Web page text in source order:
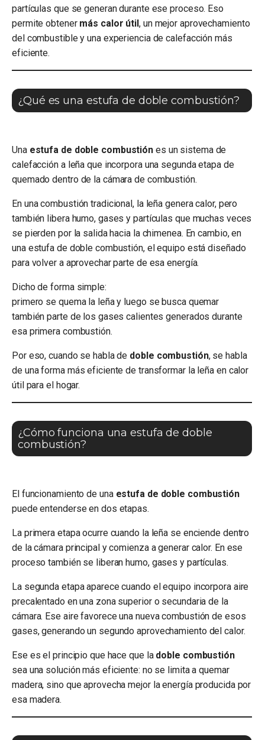
partículas que se generan durante ese proceso. Eso
permite obtener más calor útil, un mejor aprovechamiento
del combustible y una experiencia de calefacción más
eficiente.
¿Qué es una estufa de doble combustión?
Una estufa de doble combustión es un sistema de
calefacción a leña que incorpora una segunda etapa de
quemado dentro de la cámara de combustión.
En una combustión tradicional, la leña genera calor, pero
también libera humo, gases y partículas que muchas veces
se pierden por la salida hacia la chimenea. En cambio, en
una estufa de doble combustión, el equipo está diseñado
para volver a aprovechar parte de esa energía.
Dicho de forma simple:
primero se quema la leña y luego se busca quemar
también parte de los gases calientes generados durante
esa primera combustión.
Por eso, cuando se habla de doble combustión, se habla
de una forma más eficiente de transformar la leña en calor
útil para el hogar.
¿Cómo funciona una estufa de doble
combustión?
El funcionamiento de una estufa de doble combustión
puede entenderse en dos etapas.
La primera etapa ocurre cuando la leña se enciende dentro
de la cámara principal y comienza a generar calor. En ese
proceso también se liberan humo, gases y partículas.
La segunda etapa aparece cuando el equipo incorpora aire
precalentado en una zona superior o secundaria de la
cámara. Ese aire favorece una nueva combustión de esos
gases, generando un segundo aprovechamiento del calor.
Ese es el principio que hace que la doble combustión
sea una solución más eficiente: no se limita a quemar
madera, sino que aprovecha mejor la energía producida por
esa madera.